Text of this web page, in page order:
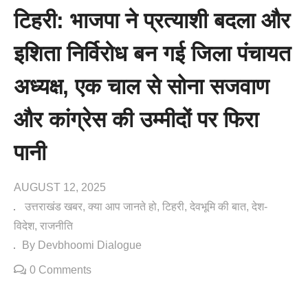
टिहरी: भाजपा ने प्रत्याशी बदला और
इशिता निर्विरोध बन गई जिला पंचायत
अध्यक्ष, एक चाल से सोना सजवाण
और कांग्रेस की उम्मीदों पर फिरा
पानी
AUGUST 12, 2025
उत्तराखंड खबर क्या आप जानते हो टिहरी देवभूमि की बात देश-
विदेश राजनीति
By Devbhoomi Dialogue
0 Comments